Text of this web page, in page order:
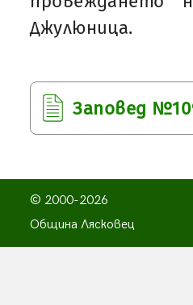
Джулюница.
Заповед
© 2000-2026
Община Лясковец